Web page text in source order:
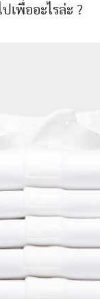
ไปเพื่ออะไรล่ะ ?